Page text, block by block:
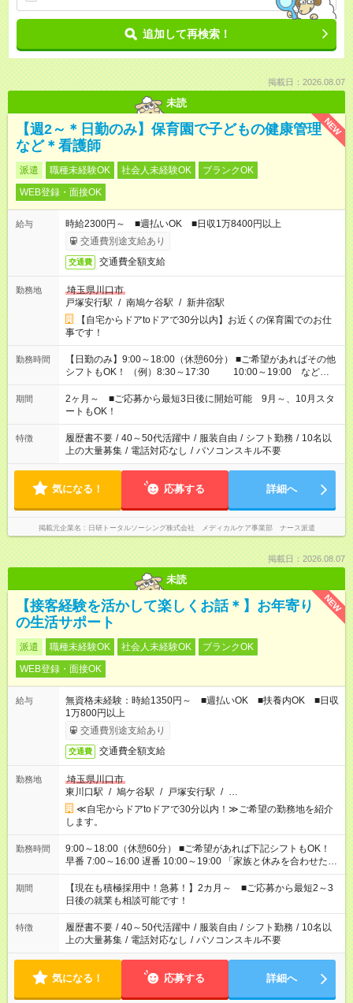
追加して再検索！
掲載日：2026.08.07
未読
NEW
【週2～＊日勤のみ】保育園で子どもの健康管理
など＊看護師
派遣 職種未経験OK 社会人未経験OK
ブランクOK
WEB登録・面接OK
給与
時給2300円～ ■週払いOK ■日収1万8400円以上
交通費別途支給あり
交通費 交通費全額支給
勤務地
埼玉県川口市
戸塚安行駅 / 南鳩ケ谷駅 / 新井宿駅
【自宅からドアtoドアで30分以内】お近くの保育園でのお仕
事です！
勤務時間
【日勤のみ】9:00～18:00（休憩60分） ■ご希望があればその他
シフトもOK！ （例）8:30～17:30 10:00～19:00 など
「家族とお休みを合わせたい」 「余裕を持って夕飯の準備がし
たい」 「できれば残業はしたくない」 など、ご希望があれば教
えてくださいね。 ※Wワーク希望の方へ 今ご覧のお仕事で希望
する勤務時間と、もう1つのお仕事の勤務時間。 合計で週40時
間を超える場合は応募できません
期間
2ヶ月～ ■ご応募から最短3日後に開始可能 9月～、10月スタ
ートもOK！
特徴 履歴書不要 / 40～50代活躍中 / 服装自由 / シフト勤務 / 10名以
上の大量募集 / 電話対応なし / パソコンスキル不要
気になる！ 応募する 詳細へ
掲載元企業名 日研トータルソーシング株式会社 メディカルケア事業部 ナース派遣
掲載日：2026.08.07
未読
NEW
【接客経験を活かして楽しくお話＊】お年寄り
の生活サポート
派遣 職種未経験OK 社会人未経験OK
ブランクOK
WEB登録・面接OK
給与
無資格未経験：時給1350円～ ■週払いOK ■扶養内OK ■日収
1万800円以上
交通費別途支給あり
交通費 交通費全額支給
勤務地
埼玉県川口市
東川口駅 / 鳩ケ谷駅 / 戸塚安行駅 / …
≪自宅からドアtoドアで30分以内！≫ご希望の勤務地を紹介
します。
勤務時間
9:00～18:00（休憩60分） ■ご希望があれば下記シフトもOK！
早番 7:00～16:00 遅番 10:00～19:00 「家族と休みを合わせた
い」 「余裕を持って夕飯の準備がしたい」 「できれば残業はし
たくない」 など、ご希望を教えてくださいね。 ※Wワーク希望
の方へ 今ご覧のお仕事で希望する勤務時間と、もう1つのお仕事
の勤務時間。 合計で週40時間を超える場合は応募できません。
期間
【現在も積極採用中！急募！】2カ月～ ■ご応募から最短2～3
日後の就業も相談可能です！
特徴 履歴書不要 / 40～50代活躍中 / 服装自由 / シフト勤務 / 10名以
上の大量募集 / 電話対応なし / パソコンスキル不要
気になる！ 応募する 詳細へ